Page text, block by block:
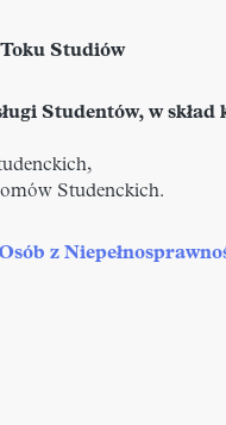
Toku Studiów
Studentów, w skład
Studenckich.
z